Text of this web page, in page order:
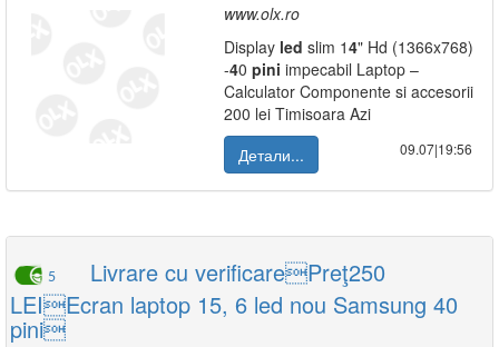
www.olx.ro
Display led slim 14" Hd (1366x768)
-40 pini impecabil Laptop –
Calculator Componente si accesorii
200 lei Timisoara Azi
Детали...
09.07|19:56
5
Livrare cu verificarePreţ250
LEIEcran laptop 15, 6 led nou Samsung 40
pini